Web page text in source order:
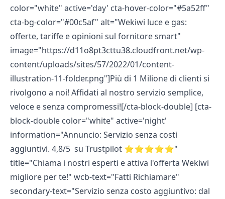
color="white" active='day' cta-hover-color="#5a52ff"
cta-bg-color="#00c5af" alt="Wekiwi luce e gas:
offerte, tariffe e opinioni sul fornitore smart"
image="https://d11o8pt3cttu38.cloudfront.net/wp-
content/uploads/sites/57/2022/01/content-
illustration-11-folder.png"]Più di 1 Milione di clienti si
rivolgono a noi! Affidati al nostro servizio semplice,
veloce e senza compromessi![/cta-block-double] [cta-
block-double color="white" active='night'
information="Annuncio: Servizio senza costi
aggiuntivi. 4,8/5 su Trustpilot ⭐⭐⭐⭐⭐"
title="Chiama i nostri esperti e attiva l'offerta Wekiwi
migliore per te!" wcb-text="Fatti Richiamare"
secondary-text="Servizio senza costo aggiuntivo: dal